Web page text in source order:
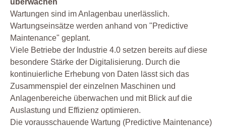
überwachen
Wartungen sind im Anlagenbau unerlässlich.
Wartungseinsätze werden anhand von "Predictive
Maintenance" geplant.
Viele Betriebe der Industrie 4.0 setzen bereits auf diese
besondere Stärke der Digitalisierung. Durch die
kontinuierliche Erhebung von Daten lässt sich das
Zusammenspiel der einzelnen Maschinen und
Anlagenbereiche überwachen und mit Blick auf die
Auslastung und Effizienz optimieren.
Die vorausschauende Wartung (Predictive Maintenance)